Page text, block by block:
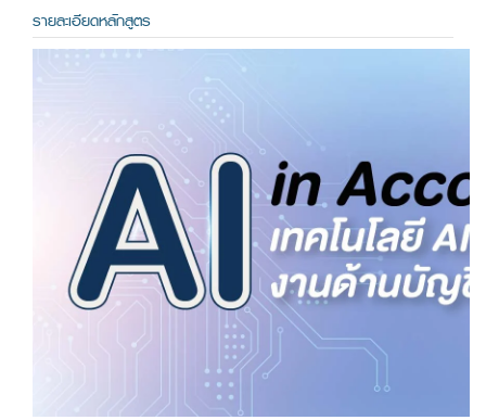
รายละเอียดหลักสูตร